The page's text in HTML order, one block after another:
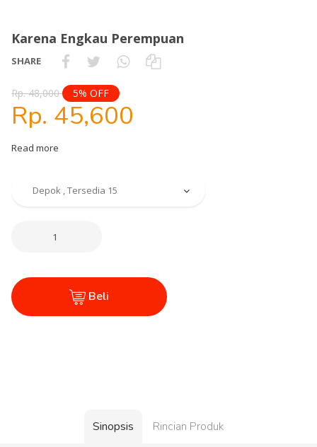
Karena Engkau Perempuan
SHARE
Rp. 48,000 5% OFF
Rp. 45,600
Read more
Beli
Sinopsis Rincian Produk